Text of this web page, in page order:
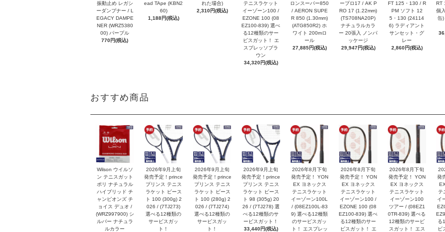
振動止め レガシ
ーダンプナー / L
EGACY DAMPE
NER (WRZ5380
00) パープル
770円(税込)
ead TApe (KBN2
60)
1,188円(税込)
れた場合)
2,310円(税込)
テニスラケット
イーゾーン100 /
EZONE 100 (08
EZ100-839) 選べ
る12種類のサー
ビスガット！ エ
スプレッソブラ
ウン
34,320円(税込)
ロンスーパー850
/ AERON SUPE
R 850 (1.30mm)
(ATG850R2) ホ
ワイト 200mロ
ール
27,885円(税込)
ープロ17 / AK P
RO 17 (1.22mm)
(TS708NA20P)
ナチュラルカラ
ー 20張入 ノンパ
ッケージ
29,947円(税込)
FT 125・130 / R
PM ソフト 12
5・130 (24114
6) ラディアント
サンセット・グ
レー
2,860円(税込)
RT
個
缶)
おすすめ商品
Wilson ウイルソ
ン テニスガット
ポリ ナチュラル
ハイブリッド チ
ャンピオンズ チ
ョイス デュオ /
(WRZ997900) シ
ルバー ナチュラ
ルカラー
2026年9月上旬
発売予定！prince
プリンス テニス
ラケット ビース
ト 100 (300g) 2
026 / (7TJ273)
選べる12種類の
サービスガッ
ト！
2026年9月上旬
発売予定！prince
プリンス テニス
ラケット ビース
ト 100 (280g) 2
026 / (7TJ274)
選べる12種類の
サービスガッ
ト！
2026年9月上旬
発売予定！prince
プリンス テニス
ラケット ビース
ト 98 (305g) 20
26 / (7TJ278) 選
べる12種類のサ
ービスガット！
33,440円(税込)
2026年8月下旬
発売予定！ YON
EX ヨネックス
テニスラケット
イーゾーン100L
/ (08EZ100L-83
9) 選べる12種類
のサービスガッ
ト！ エスプレッ
2026年8月下旬
発売予定！ YON
EX ヨネックス
テニスラケット
イーゾーン100 /
EZONE 100 (08
EZ100-839) 選べ
る12種類のサー
ビスガット！ エ
2026年8月下旬
発売予定！ YON
EX ヨネックス
テニスラケット
イーゾーン100
ツアー / (08EZ1
0TR-839) 選べる
12種類のサービ
スガット！ エス
発
テ
イ
る
ビ